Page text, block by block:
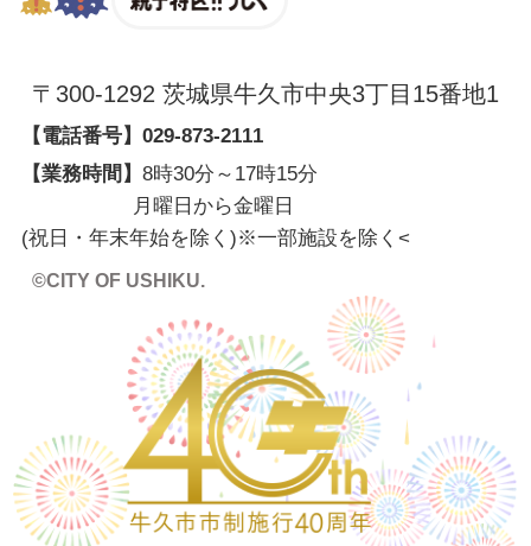
〒300-1292 茨城県牛久市中央3丁目15番地1
【電話番号】 029-873-2111
【業務時間】 8時30分～17時15分
月曜日から金曜日
(祝日・年末年始を除く)※一部施設を除く <
©CITY OF USHIKU.